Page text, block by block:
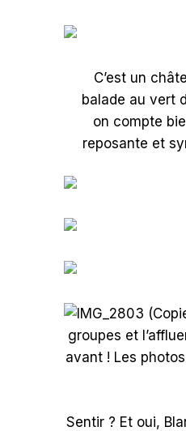
C’est un
balade au vert
on compte
reposante et
groupes et
avant ! Les
Sentir ? Et oui,